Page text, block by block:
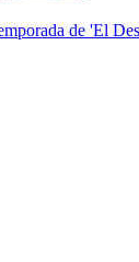
de 'El